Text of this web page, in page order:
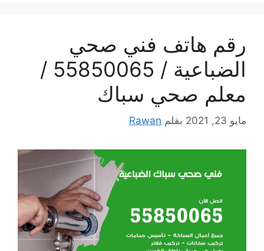
رقم هاتف فني صحي
الضباعية / 55850065 /
معلم صحي سباك
مايو 23, 2021 بقلم Rawan